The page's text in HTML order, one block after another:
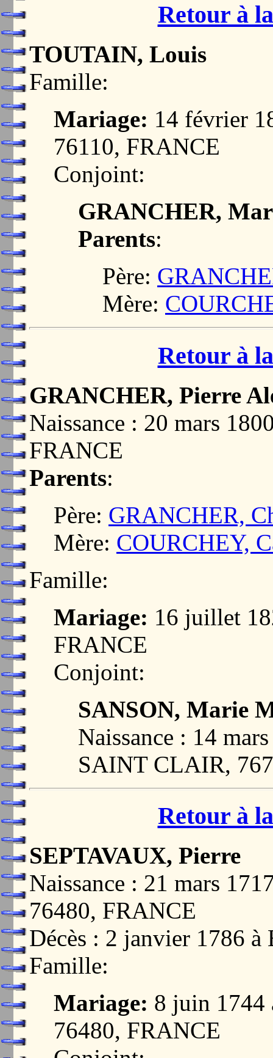
Retour à
TOUTAIN, Louis
Famille:
Mariage: 14 février
76110, FRANCE
Conjoint:
GRANCHER,
Parents:
Père:
Mère:
Retour à
GRANCHER, Pierre
Naissance : 20 mars
FRANCE
Parents:
Père: GRANCHER,
Mère: COURCHEY,
Famille:
Mariage: 16 juillet
FRANCE
Conjoint:
SANSON, Marie
Naissance : 14
SAINT CLAIR,
Retour à
SEPTAVAUX, Pierre
Naissance : 21 mars
76480, FRANCE
Décès : 2 janvier 1786
Famille:
Mariage: 8 juin
76480, FRANCE